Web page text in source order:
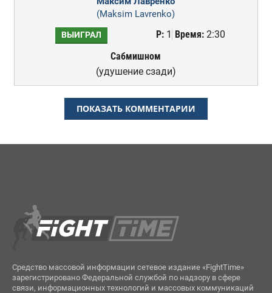
(Maksim Lavrenko)
ВЫИГРАЛ Р:1 Время:2:30
Сабмишном
(удушение сзади)
ПОКАЗАТЬ КОММЕНТАРИИ
Средство массовой информации сетевое издание «FightTime»
зарегистрировано Федеральной службой по надзору в сфере
связи, информационных технологий и массовых коммуникаций